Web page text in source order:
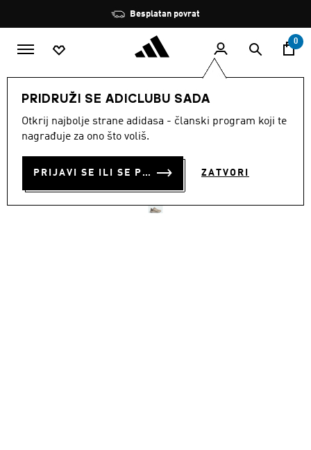
Zaustavi
rotaciju
Besplatan povrat
0
PRIDRUŽI SE ADICLUBU SADA
Otkrij najbolje strane adidasa - članski program koji te
nagrađuje za ono što voliš.
PRIJAVI SE ILI SE PRIDRUŽI SADA ZATVORI
TENISICE ZA TRAIL
TRČANJE TRACEFINDER